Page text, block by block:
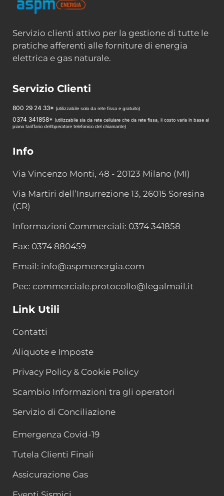
Servizio clienti attivo per la gestione di tutte le
pratiche afferenti alle forniture di energia
elettrica e gas naturale.
Servizio Clienti
800 29 24 33* (utilizzabile solo da rete fissa e gratuito)
0374 341858* (utilizzabile sia da rete cellulare che da rete fissa, il costo varia in base al
piano tariffario dell’operatore telefonico del chiamante)
Info
Via Vincenzo Monti, 48 - 20123 Milano (MI)
Via Martiri dell’Insurrezione 13, 26015 Soresina
(CR)
Informazioni Commerciali: 0374 341858
Fax: 0374 880459
Email: info@aspmenergia.com
Pec: commerciale.protocollo@legalmail.it
Link Utili
Contatti
Aliquote e Imposte
Privacy Policy & Cookie Policy
Scambio Informazioni tra gli operatori
Servizio di Conciliazione
Emergenza Covid-19
Tutela Clienti Finali
Assicurazione Gas